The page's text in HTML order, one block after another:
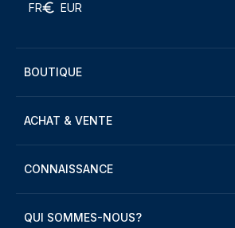
FR EUR
BOUTIQUE
ACHAT & VENTE
CONNAISSANCE
QUI SOMMES-NOUS?